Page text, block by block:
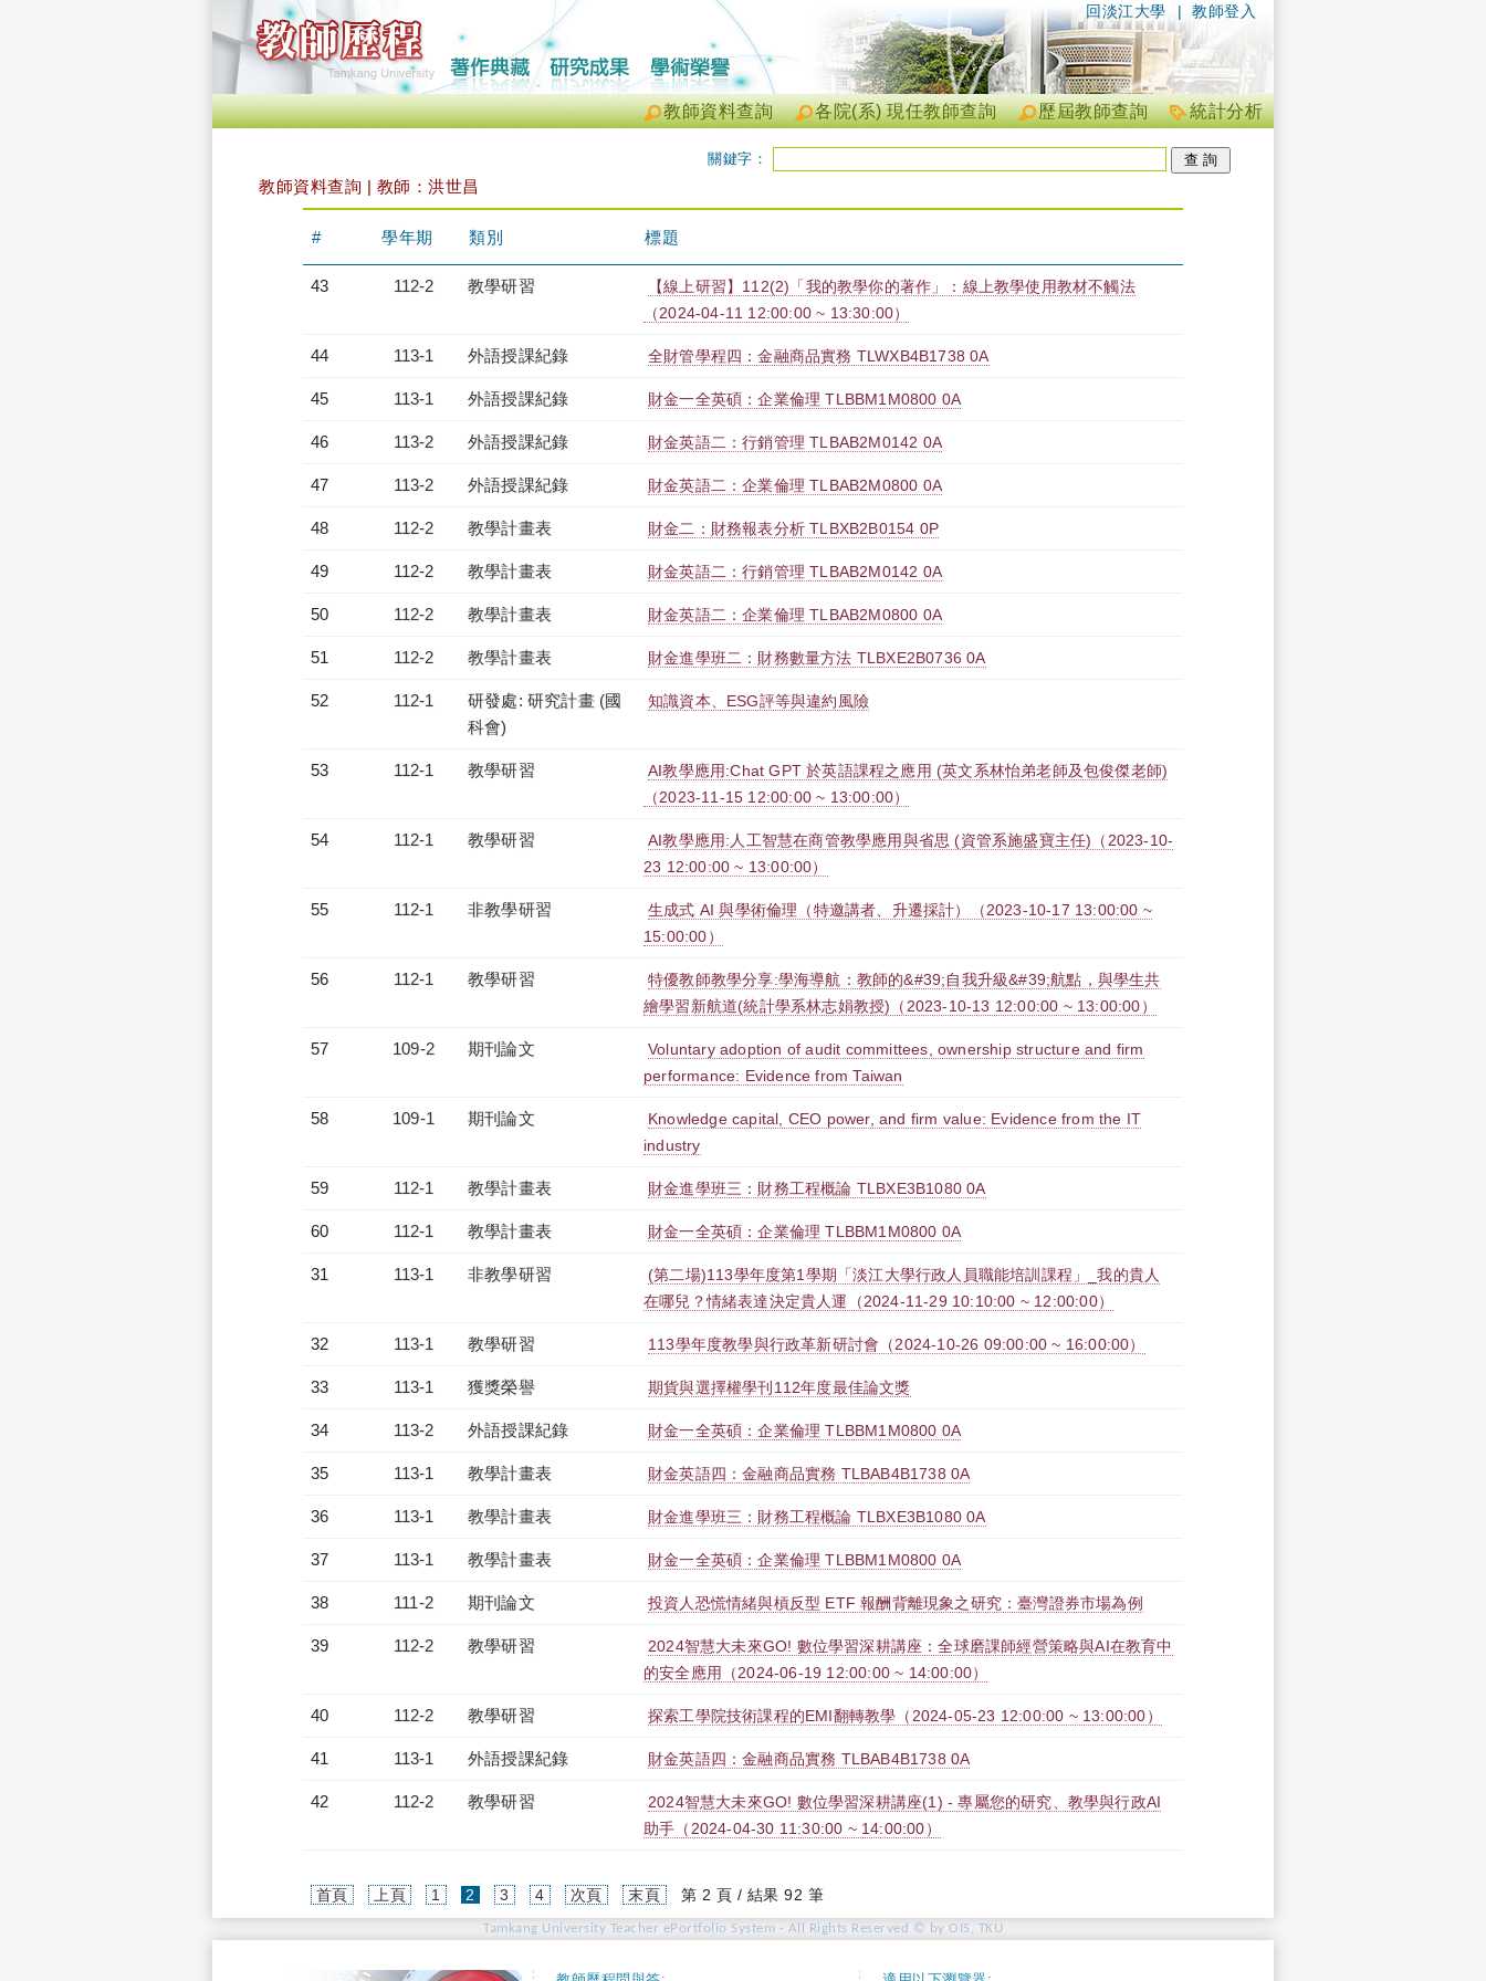
| 教師登入
回淡江大學
統計分析
歷屆教師查詢
各院(系) 現任教師查詢
教師資料查詢
關鍵字：
教師資料查詢 | 教師：洪世昌
# 學年期 類別 標題
43 112-2 教學研習
【線上研習】112(2)「我的教學你的著作」：線上教學使用教材不觸法
（2024-04-11 12:00:00 ~ 13:30:00）
44 113-1 外語授課紀錄 全財管學程四：金融商品實務 TLWXB4B1738 0A
45 113-1 外語授課紀錄 財金一全英碩：企業倫理 TLBBM1M0800 0A
46 113-2 外語授課紀錄 財金英語二：行銷管理 TLBAB2M0142 0A
47 113-2 外語授課紀錄 財金英語二：企業倫理 TLBAB2M0800 0A
48 112-2 教學計畫表 財金二：財務報表分析 TLBXB2B0154 0P
49 112-2 教學計畫表 財金英語二：行銷管理 TLBAB2M0142 0A
50 112-2 教學計畫表 財金英語二：企業倫理 TLBAB2M0800 0A
51 112-2 教學計畫表 財金進學班二：財務數量方法 TLBXE2B0736 0A
52 112-1
研發處: 研究計畫 (國
科會)
知識資本、ESG評等與違約風險
53 112-1 教學研習
AI教學應用:Chat GPT 於英語課程之應用 (英文系林怡弟老師及包俊傑老師)
（2023-11-15 12:00:00 ~ 13:00:00）
54 112-1 教學研習
AI教學應用:人工智慧在商管教學應用與省思 (資管系施盛寶主任)（2023-10-
23 12:00:00 ~ 13:00:00）
55 112-1 非教學研習
生成式 AI 與學術倫理（特邀講者、升遷採計）（2023-10-17 13:00:00 ~
15:00:00）
56 112-1 教學研習
特優教師教學分享:學海導航：教師的&#39;自我升級&#39;航點，與學生共
繪學習新航道(統計學系林志娟教授)（2023-10-13 12:00:00 ~ 13:00:00）
57 109-2 期刊論文
Voluntary adoption of audit committees, ownership structure and firm
performance: Evidence from Taiwan
58 109-1 期刊論文
Knowledge capital, CEO power, and firm value: Evidence from the IT
industry
59 112-1 教學計畫表 財金進學班三：財務工程概論 TLBXE3B1080 0A
60 112-1 教學計畫表 財金一全英碩：企業倫理 TLBBM1M0800 0A
31 113-1 非教學研習
(第二場)113學年度第1學期「淡江大學行政人員職能培訓課程」_我的貴人
在哪兒？情緒表達決定貴人運（2024-11-29 10:10:00 ~ 12:00:00）
32 113-1 教學研習 113學年度教學與行政革新研討會（2024-10-26 09:00:00 ~ 16:00:00）
33 113-1 獲獎榮譽 期貨與選擇權學刊112年度最佳論文獎
34 113-2 外語授課紀錄 財金一全英碩：企業倫理 TLBBM1M0800 0A
35 113-1 教學計畫表 財金英語四：金融商品實務 TLBAB4B1738 0A
36 113-1 教學計畫表 財金進學班三：財務工程概論 TLBXE3B1080 0A
37 113-1 教學計畫表 財金一全英碩：企業倫理 TLBBM1M0800 0A
38 111-2 期刊論文 投資人恐慌情緒與槓反型 ETF 報酬背離現象之研究：臺灣證券市場為例
39 112-2 教學研習
2024智慧大未來GO! 數位學習深耕講座：全球磨課師經營策略與AI在教育中
的安全應用（2024-06-19 12:00:00 ~ 14:00:00）
40 112-2 教學研習 探索工學院技術課程的EMI翻轉教學（2024-05-23 12:00:00 ~ 13:00:00）
41 113-1 外語授課紀錄 財金英語四：金融商品實務 TLBAB4B1738 0A
42 112-2 教學研習
2024智慧大未來GO! 數位學習深耕講座(1) - 專屬您的研究、教學與行政AI
助手（2024-04-30 11:30:00 ~ 14:00:00）
首頁 上頁 1 2 (current)
3 4 次頁 末頁 第 2 頁 / 結果 92 筆
Tamkang University Teacher ePortfolio System - All Rights Reserved © by OIS, TKU